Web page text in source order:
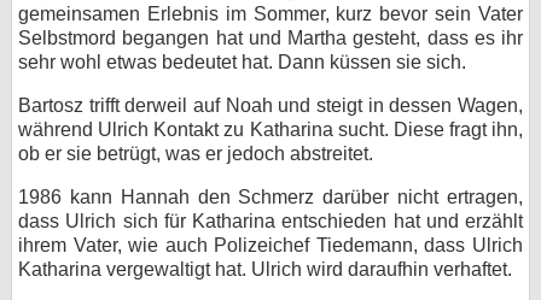
gemeinsamen Erlebnis im Sommer, kurz bevor sein Vater
Selbstmord begangen hat und Martha gesteht, dass es ihr
sehr wohl etwas bedeutet hat. Dann küssen sie sich.
Bartosz trifft derweil auf Noah und steigt in dessen Wagen,
während Ulrich Kontakt zu Katharina sucht. Diese fragt ihn,
ob er sie betrügt, was er jedoch abstreitet.
1986 kann Hannah den Schmerz darüber nicht ertragen,
dass Ulrich sich für Katharina entschieden hat und erzählt
ihrem Vater, wie auch Polizeichef Tiedemann, dass Ulrich
Katharina vergewaltigt hat. Ulrich wird daraufhin verhaftet.